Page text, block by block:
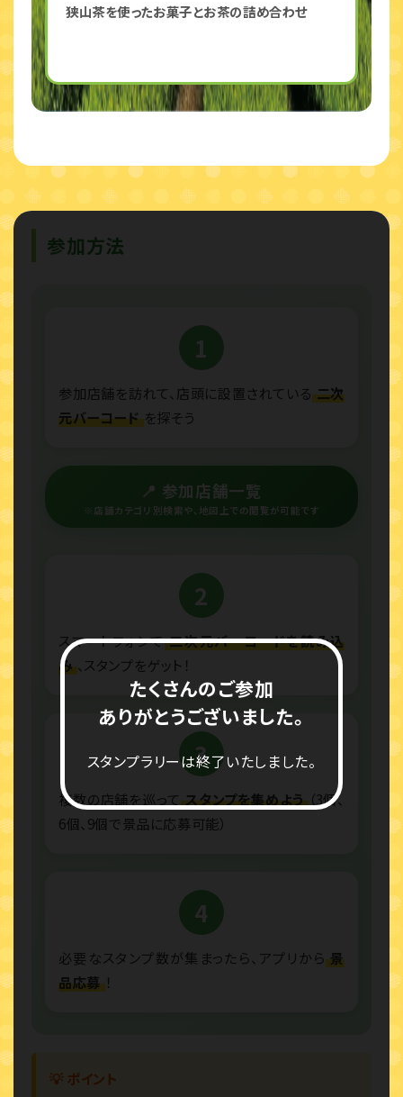
狭山茶を使ったお菓子とお茶の詰め合わせ
たくさんのご参加
ありがとうございました。
スタンプラリーは終了いたしました。
参加方法
1
参加店舗を訪れて、店頭に設置されている 二次
元バーコード を探そう
📍 参加店舗一覧
※店舗カテゴリ別検索や、地図上での閲覧が可能です
2
スマートフォンで 二次元バーコードを読み込
み 、スタンプをゲット！
3
複数の店舗を巡って スタンプを集めよう （3個、
6個、9個で景品に応募可能）
4
必要なスタンプ数が集まったら、アプリから 景
品応募 ！
💡 ポイント